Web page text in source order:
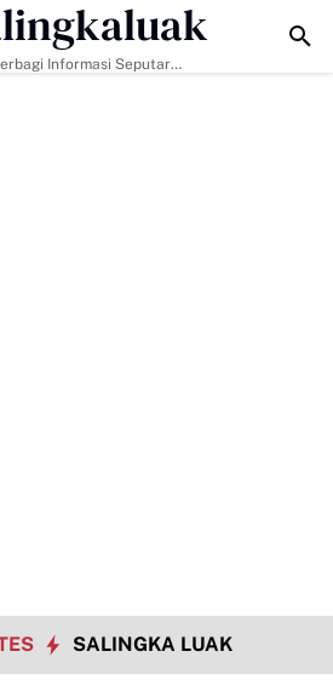
Digital, Arisal Aziz Ajak Masyarakat
Informasi Seputar
SALINGKA LUAK